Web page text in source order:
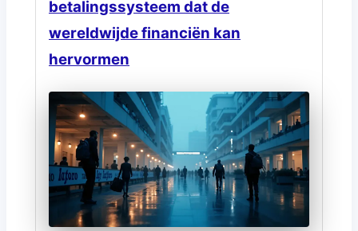
betalingssysteem dat de
wereldwijde financiën kan
hervormen